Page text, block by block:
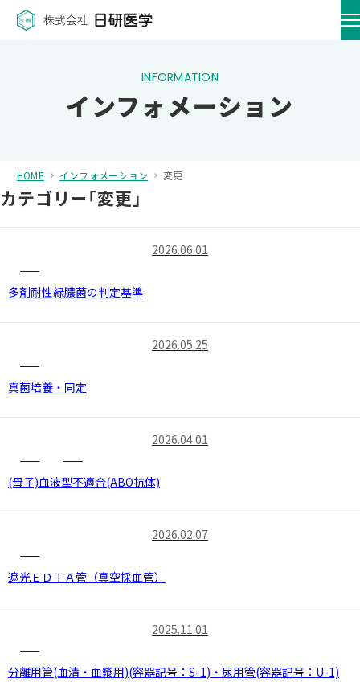
インフォメーション
HOME インフォメーション 変更
カテゴリー 「変更」
2026.06.01
多剤耐性緑膿菌の判定基準
2026.05.25
真菌培養・同定
2026.04.01
(母子)血液型不適合(ABO抗体)
2026.02.07
遮光ＥＤＴＡ管（真空採血管）
2025.11.01
分離用管(血清・血漿用)(容器記号：S-1)・尿用管(容器記号：U-1)